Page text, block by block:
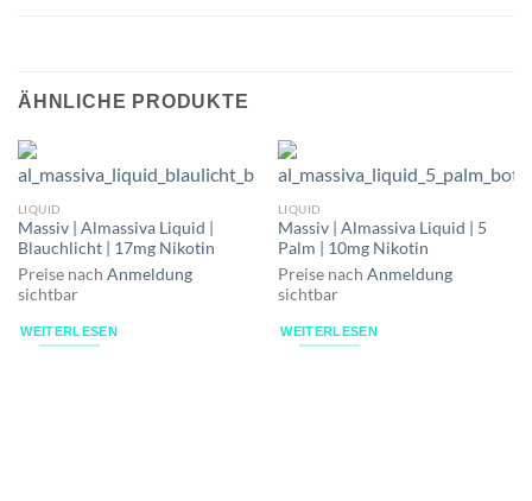
ÄHNLICHE PRODUKTE
LIQUID
Massiv | Almassiva Liquid |
Blauchlicht | 17mg Nikotin
Preise nach Anmeldung
sichtbar
WEITERLESEN
LIQUID
Massiv | Almassiva Liquid | 5
Palm | 10mg Nikotin
Preise nach Anmeldung
sichtbar
WEITERLESEN